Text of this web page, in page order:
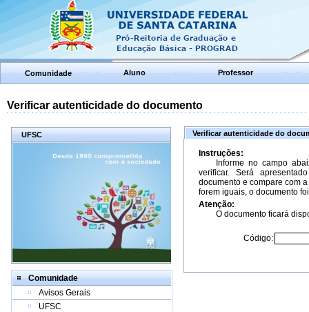
Comunidade Aluno Professor
Verificar autenticidade do documento
UFSC
Comunidade
Avisos Gerais
UFSC
Verificar autenticidade do
Instruções:
Informe no campo
verificar. Será
documento e compare com
forem iguais, o documento
Atenção:
O documento ficará
Código: